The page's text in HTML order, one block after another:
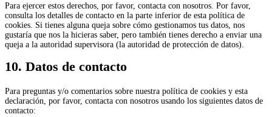
Para ejercer estos derechos, por favor, contacta con nosotros. Por favor,
consulta los detalles de contacto en la parte inferior de esta política de
cookies. Si tienes alguna queja sobre cómo gestionamos tus datos, nos
gustaría que nos la hicieras saber, pero también tienes derecho a enviar una
queja a la autoridad supervisora (la autoridad de protección de datos).
10. Datos de contacto
Para preguntas y/o comentarios sobre nuestra política de cookies y esta
declaración, por favor, contacta con nosotros usando los siguientes datos de
contacto: